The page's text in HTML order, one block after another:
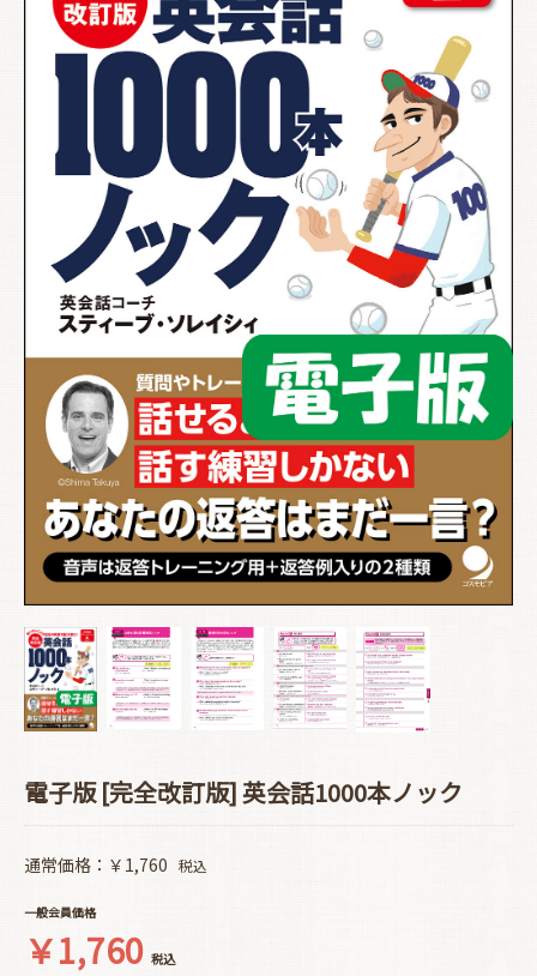
電子版 [完全改訂版] 英会話1000本ノック
通常価格：￥1,760 税込
一般会員価格
￥1,760 税込